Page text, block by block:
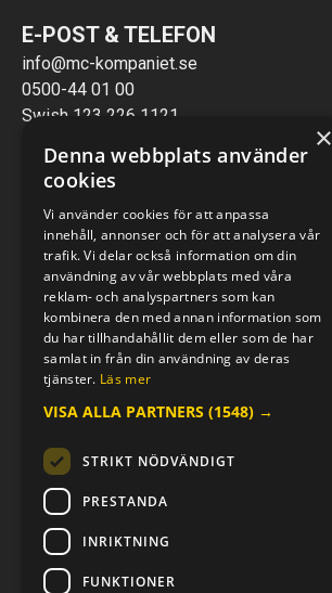
E-POST & TELEFON
info@mc-kompaniet.se
0500-44 01 00
Swish 123 226 1121
VERKSTAD
ÖPPETTIDER
Måndag - Torsdag
Lunchstängt
Fredagar
Telefontider
E-POST & TELEFON
verkstaden@mc-kompaniet.se
0500-44 01 00
Swish 123 226 1121
Kontantfri verksamhet
FÖLJ OSS
×
Denna webbplats använder
cookies
Vi använder cookies för att anpassa
innehåll, annonser och för att analysera vår
trafik. Vi delar också information om din
användning av vår webbplats med våra
reklam- och analyspartners som kan
kombinera den med annan information som
du har tillhandahållit dem eller som de har
samlat in från din användning av deras
tjänster. Läs mer
VISA ALLA PARTNERS (1548) →
STRIKT NÖDVÄNDIGT
PRESTANDA
INRIKTNING
FUNKTIONER